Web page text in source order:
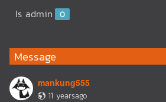
Is admin 0
Message
mankung555
11 yearsago